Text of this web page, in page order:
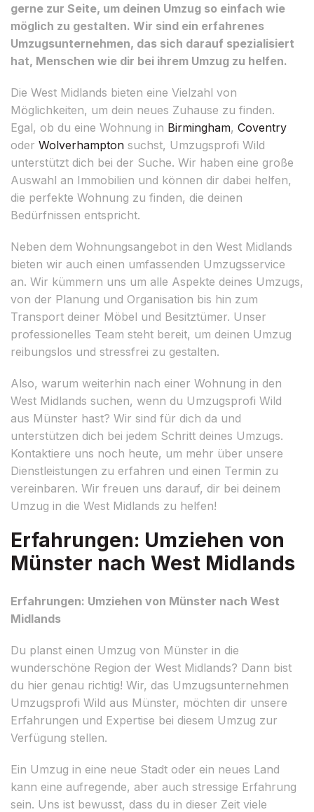
gerne zur Seite, um deinen Umzug so einfach wie
möglich zu gestalten. Wir sind ein erfahrenes
Umzugsunternehmen, das sich darauf spezialisiert
hat, Menschen wie dir bei ihrem Umzug zu helfen.
Die West Midlands bieten eine Vielzahl von
Möglichkeiten, um dein neues Zuhause zu finden.
Egal, ob du eine Wohnung in Birmingham, Coventry
oder Wolverhampton suchst, Umzugsprofi Wild
unterstützt dich bei der Suche. Wir haben eine große
Auswahl an Immobilien und können dir dabei helfen,
die perfekte Wohnung zu finden, die deinen
Bedürfnissen entspricht.
Neben dem Wohnungsangebot in den West Midlands
bieten wir auch einen umfassenden Umzugsservice
an. Wir kümmern uns um alle Aspekte deines Umzugs,
von der Planung und Organisation bis hin zum
Transport deiner Möbel und Besitztümer. Unser
professionelles Team steht bereit, um deinen Umzug
reibungslos und stressfrei zu gestalten.
Also, warum weiterhin nach einer Wohnung in den
West Midlands suchen, wenn du Umzugsprofi Wild
aus Münster hast? Wir sind für dich da und
unterstützen dich bei jedem Schritt deines Umzugs.
Kontaktiere uns noch heute, um mehr über unsere
Dienstleistungen zu erfahren und einen Termin zu
vereinbaren. Wir freuen uns darauf, dir bei deinem
Umzug in die West Midlands zu helfen!
Erfahrungen: Umziehen von
Münster nach West Midlands
Erfahrungen: Umziehen von Münster nach West
Midlands
Du planst einen Umzug von Münster in die
wunderschöne Region der West Midlands? Dann bist
du hier genau richtig! Wir, das Umzugsunternehmen
Umzugsprofi Wild aus Münster, möchten dir unsere
Erfahrungen und Expertise bei diesem Umzug zur
Verfügung stellen.
Ein Umzug in eine neue Stadt oder ein neues Land
kann eine aufregende, aber auch stressige Erfahrung
sein. Uns ist bewusst, dass du in dieser Zeit viele